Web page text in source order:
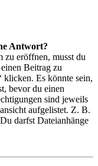
Antwort?
zu eröffnen, musst du
Beitrag zu
klicken. Es könnte sein,
bevor du einen
sind jeweils
aufgelistet. Z. B.
darfst Dateianhänge